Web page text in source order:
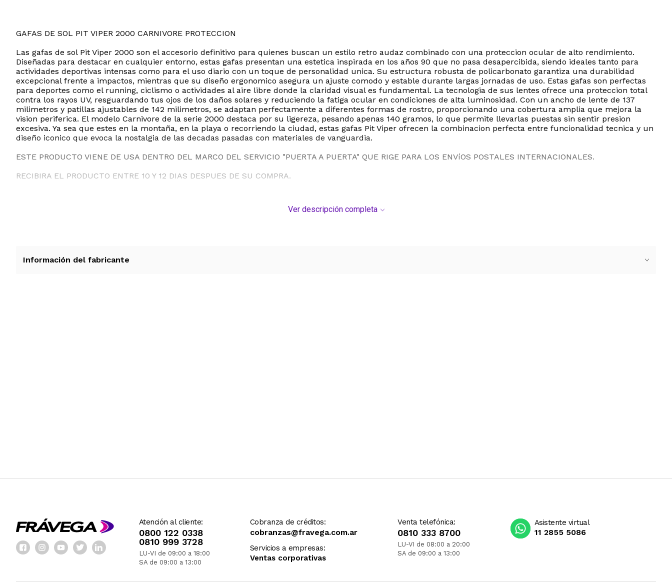
GAFAS DE SOL PIT VIPER 2000 CARNIVORE PROTECCION
Las gafas de sol Pit Viper 2000 son el accesorio definitivo para quienes buscan un estilo retro audaz combinado con una proteccion ocular de alto rendimiento.
Diseñadas para destacar en cualquier entorno, estas gafas presentan una estetica inspirada en los años 90 que no pasa desapercibida, siendo ideales tanto para
actividades deportivas intensas como para el uso diario con un toque de personalidad unica. Su estructura robusta de policarbonato garantiza una durabilidad
excepcional frente a impactos, mientras que su diseño ergonomico asegura un ajuste comodo y estable durante largas jornadas de uso. Estas gafas son perfectas
para deportes como el running, ciclismo o actividades al aire libre donde la claridad visual es fundamental. La tecnologia de sus lentes ofrece una proteccion total
contra los rayos UV, resguardando tus ojos de los daños solares y reduciendo la fatiga ocular en condiciones de alta luminosidad. Con un ancho de lente de 137
milimetros y patillas ajustables de 142 milimetros, se adaptan perfectamente a diferentes formas de rostro, proporcionando una cobertura amplia que mejora la
vision periferica. El modelo Carnivore de la serie 2000 destaca por su ligereza, pesando apenas 140 gramos, lo que permite llevarlas puestas sin sentir presion
excesiva. Ya sea que estes en la montaña, en la playa o recorriendo la ciudad, estas gafas Pit Viper ofrecen la combinacion perfecta entre funcionalidad tecnica y un
diseño iconico que evoca la nostalgia de las decadas pasadas con materiales de vanguardia.
ESTE PRODUCTO VIENE DE USA DENTRO DEL MARCO DEL SERVICIO "PUERTA A PUERTA" QUE RIGE PARA LOS ENVíOS POSTALES INTERNACIONALES.
RECIBIRA EL PRODUCTO ENTRE 10 Y 12 DIAS DESPUES DE SU COMPRA.
Ver descripción completa
Información del fabricante
Atención al cliente:
0800 122 0338
0810 999 3728
LU-VI de 09:00 a 18:00
SA de 09:00 a 13:00
Cobranza de créditos:
cobranzas@fravega.com.ar
Servicios a empresas:
Ventas corporativas
Venta telefónica:
0810 333 8700
LU-VI de 08:00 a 20:00
SA de 09:00 a 13:00
Asistente virtual
11 2855 5086